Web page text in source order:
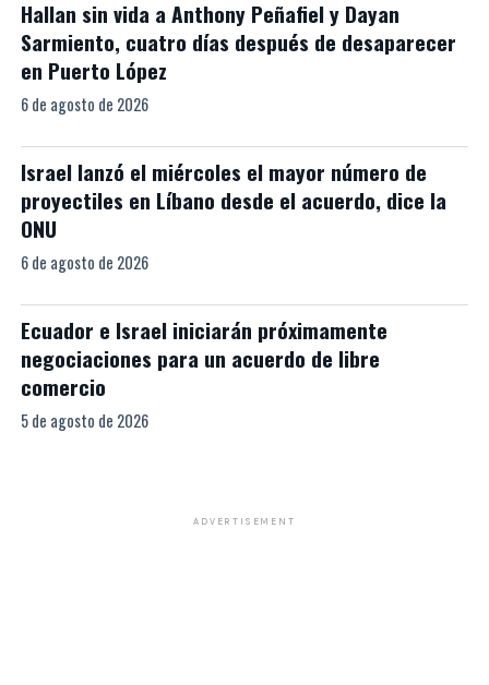
Hallan sin vida a Anthony Peñafiel y Dayan
Sarmiento, cuatro días después de desaparecer
en Puerto López
6 de agosto de 2026
Israel lanzó el miércoles el mayor número de
proyectiles en Líbano desde el acuerdo, dice la
ONU
6 de agosto de 2026
Ecuador e Israel iniciarán próximamente
negociaciones para un acuerdo de libre
comercio
5 de agosto de 2026
ADVERTISEMENT